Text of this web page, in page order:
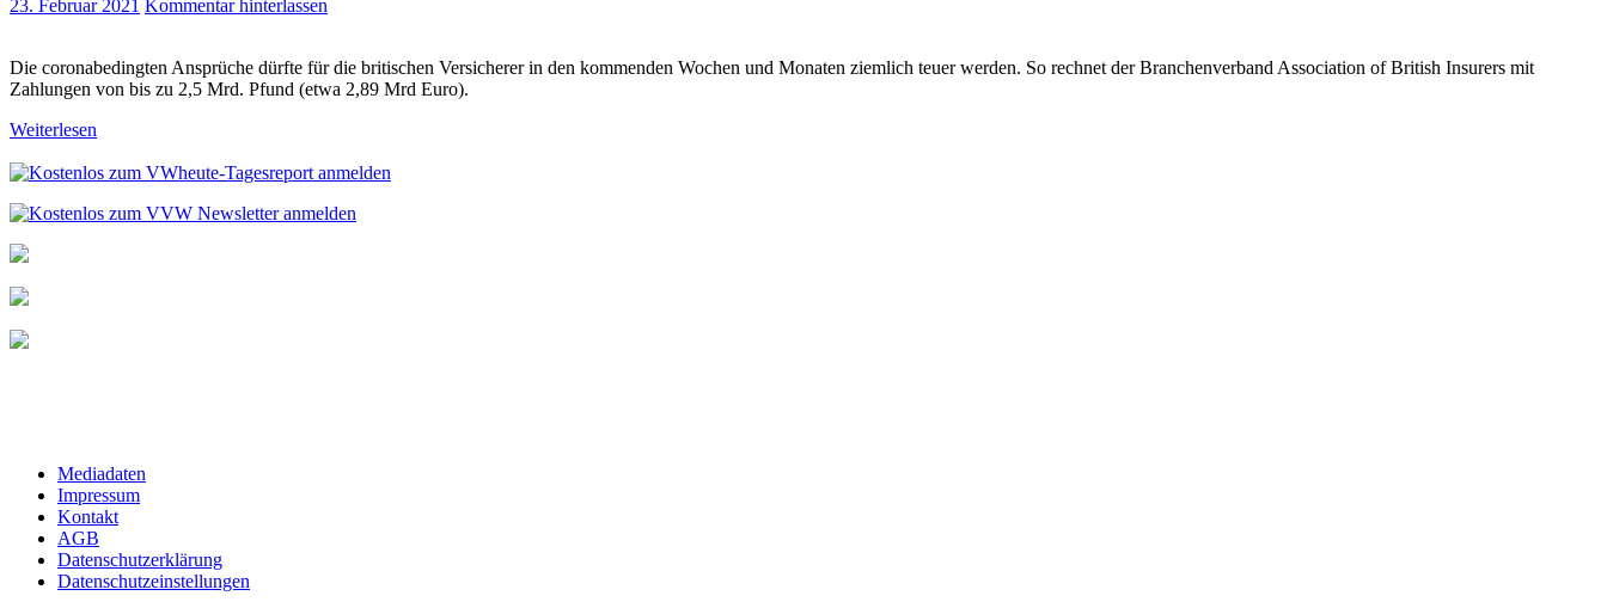
23. Februar 2021 Kommentar hinterlassen
Die coronabedingten Ansprüche dürfte für die britischen Versicherer in den kommenden Wochen und Monaten ziemlich teuer werden. So rechnet der Branchenverband Association of British Insurers mit
Zahlungen von bis zu 2,5 Mrd. Pfund (etwa 2,89 Mrd Euro).
Weiterlesen
Mediadaten
Impressum
Kontakt
AGB
Datenschutzerklärung
Datenschutzeinstellungen